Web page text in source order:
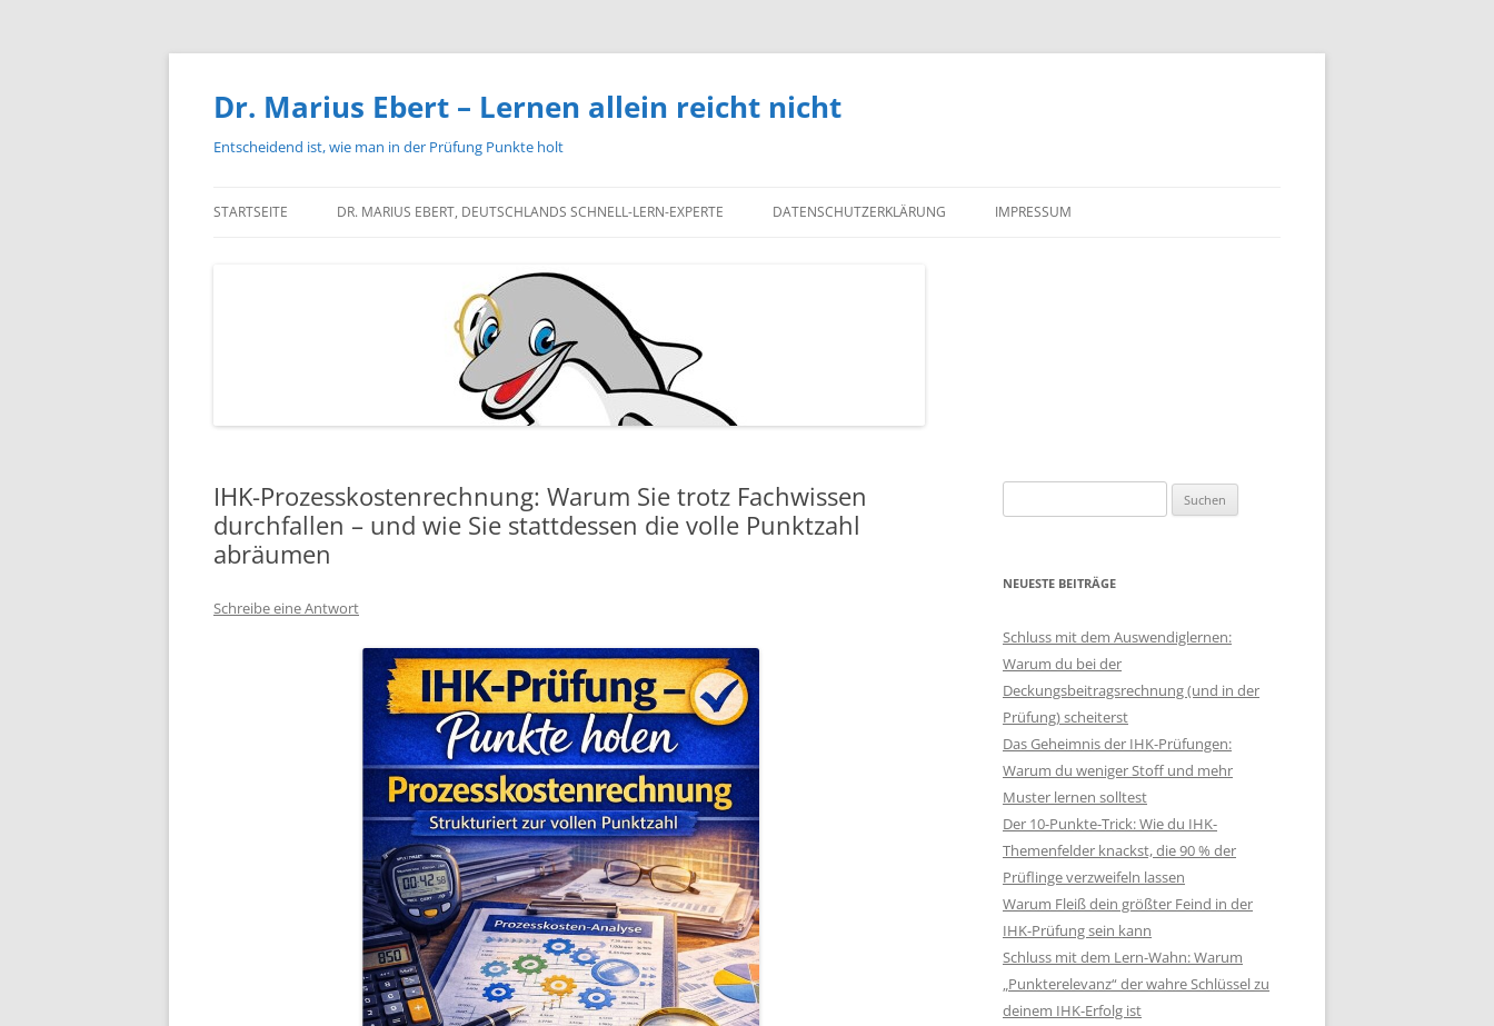
Zum
Dr. Marius Ebert – Lernen allein reicht nicht
Entscheidend ist, wie man in der Prüfung Punkte holt
STARTSEITE DR. MARIUS EBERT, DEUTSCHLANDS SCHNELL-LERN-EXPERTE DATENSCHUTZERKLÄRUNG IMPRESSUM
IHK-Prozesskostenrechnung: Warum Sie trotz Fachwissen
durchfallen – und wie Sie stattdessen die volle Punktzahl
abräumen
Schreibe eine Antwort
nach:
NEUESTE BEITRÄGE
Schluss mit dem Auswendiglernen:
Warum du bei der
Deckungsbeitragsrechnung (und in der
Prüfung) scheiterst
Das Geheimnis der IHK-Prüfungen:
Warum du weniger Stoff und mehr
Muster lernen solltest
Der 10-Punkte-Trick: Wie du IHK-
Themenfelder knackst, die 90 % der
Prüflinge verzweifeln lassen
Warum Fleiß dein größter Feind in der
IHK-Prüfung sein kann
Schluss mit dem Lern-Wahn: Warum
„Punkterelevanz“ der wahre Schlüssel zu
deinem IHK-Erfolg ist